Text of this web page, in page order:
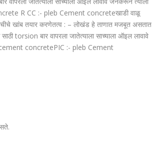
R CC :- pleb Cement concreteखाडी वाळू
खांब तयार करणेतत्व : – लोखंड हे ताणात मजबूत असतात
torsion बार वापरला जातेत्याला साच्याला ऑइल लावावे
cement concretePIC :- pleb Cement